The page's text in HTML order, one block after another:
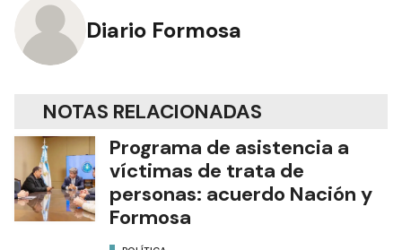
Diario Formosa
NOTAS RELACIONADAS
Programa de asistencia a
víctimas de trata de
personas: acuerdo Nación y
Formosa